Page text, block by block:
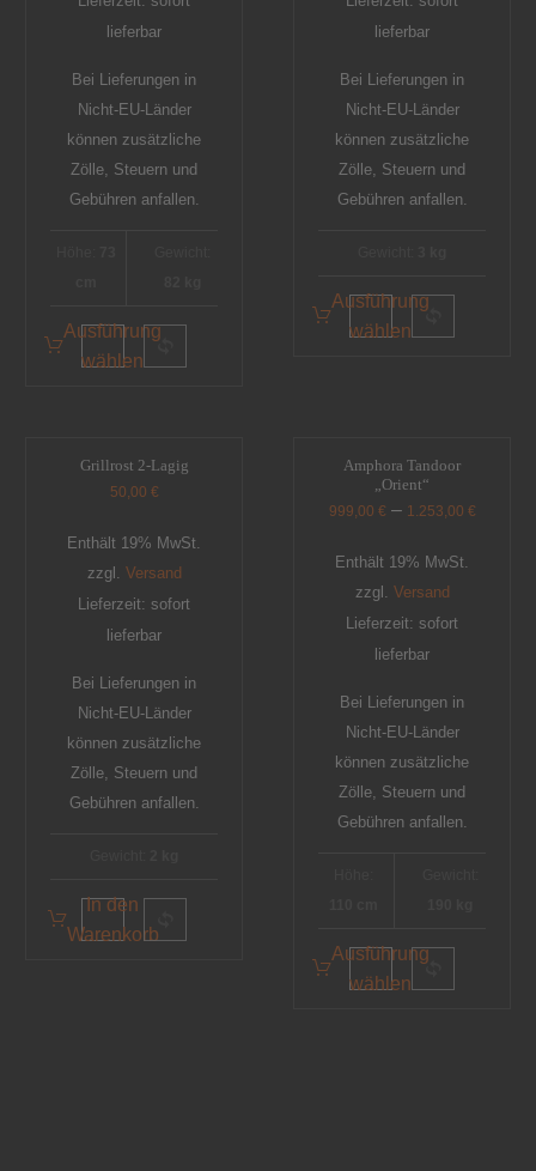
lieferbar
Bei Lieferungen in
Nicht-EU-Länder
können zusätzliche
Zölle, Steuern und
Gebühren anfallen.
Ausführung
wählen
lieferbar
Bei Lieferungen in
Nicht-EU-Länder
können zusätzliche
Zölle, Steuern und
Gebühren anfallen.
Ausführung
wählen
Grillrost 2-Lagig
50,00 €
Enthält 19% MwSt.
zzgl. Versand
Lieferzeit: sofort
lieferbar
Bei Lieferungen in
Nicht-EU-Länder
können zusätzliche
Zölle, Steuern und
Gebühren anfallen.
In den
Warenkorb
Amphora Tandoor
„Orient“
999,00 € – 1.253,00 €
Enthält 19% MwSt.
zzgl. Versand
Lieferzeit: sofort
lieferbar
Bei Lieferungen in
Nicht-EU-Länder
können zusätzliche
Zölle, Steuern und
Gebühren anfallen.
Ausführung
wählen